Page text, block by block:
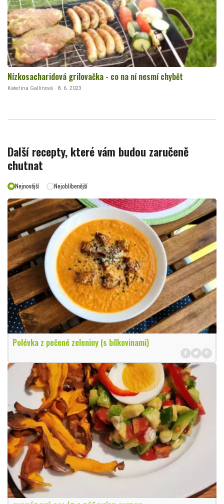
Nízkosacharidová grilovačka - co na ní nesmí chybět
Kateřina Gallinová · 8. 6. 2023
Další recepty, které vám budou zaručeně
chutnat
Nejnovější Nejoblíbenější
Polévka z pečené zeleniny (s bílkovinami)